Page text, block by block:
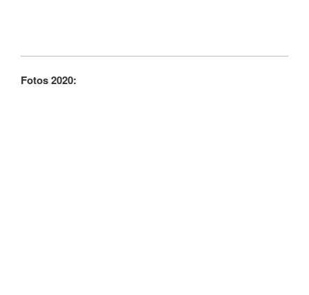
Fotos 2020: